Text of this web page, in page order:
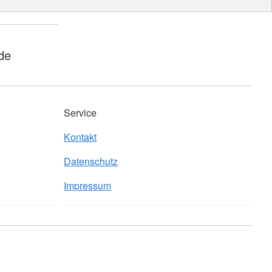
Service
Kontakt
Datenschutz
Impressum